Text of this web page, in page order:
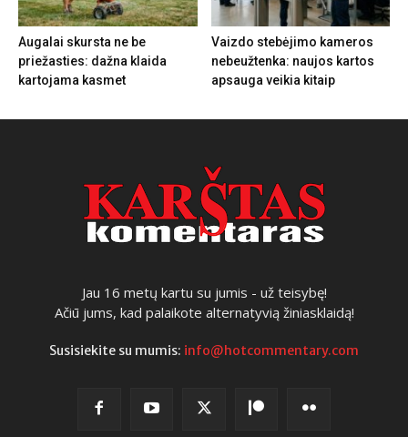
Augalai skursta ne be
priežasties: dažna klaida
kartojama kasmet
Vaizdo stebėjimo kameros
nebeužtenka: naujos kartos
apsauga veikia kitaip
Jau 16 metų kartu su jumis - už teisybę!
Ačiū jums, kad palaikote alternatyvią žiniasklaidą!
Susisiekite su mumis: info@hotcommentary.com